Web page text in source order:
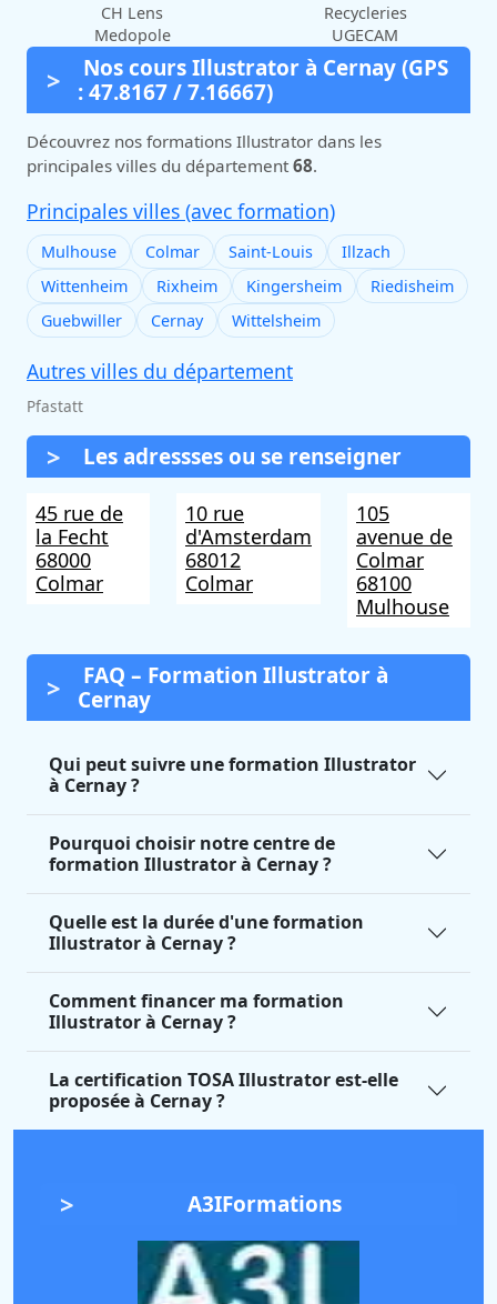
CH Lens
Medopole
Recycleries
UGECAM
Nos cours Illustrator à Cernay (GPS
: 47.8167 / 7.16667)
Découvrez nos formations Illustrator dans les
principales villes du département 68.
Principales villes (avec formation)
Mulhouse Colmar Saint-Louis
Illzach
Wittenheim
Rixheim Kingersheim
Riedisheim
Guebwiller
Cernay Wittelsheim
Autres villes du département
Pfastatt
Les adressses ou se renseigner
45 rue de
la Fecht
68000
Colmar
10 rue
d'Amsterdam
68012
Colmar
105
avenue de
Colmar
68100
Mulhouse
FAQ – Formation Illustrator à
Cernay
Qui peut suivre une formation Illustrator
à Cernay ?
Pourquoi choisir notre centre de
formation Illustrator à Cernay ?
Quelle est la durée d'une formation
Illustrator à Cernay ?
Comment financer ma formation
Illustrator à Cernay ?
La certification TOSA Illustrator est-elle
proposée à Cernay ?
A3IFormations